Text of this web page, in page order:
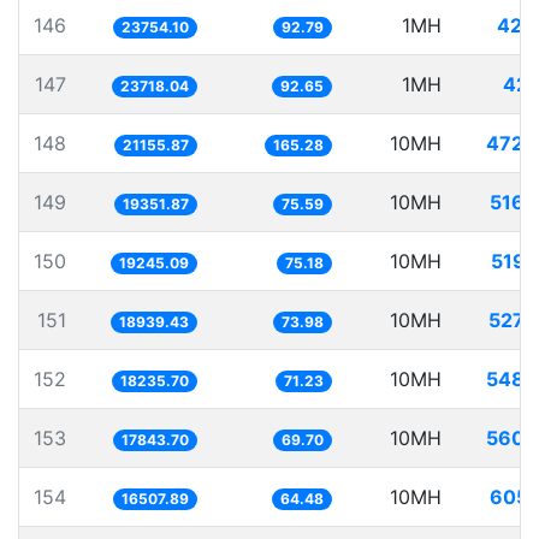
146 23754.10 92.79 1MH
147 23718.04 92.65 1MH
148 21155.87 165.28 10MH
149 19351.87 75.59 10MH
150 19245.09 75.18 10MH
151 18939.43 73.98 10MH
152 18235.70 71.23 10MH
153 17843.70 69.70 10MH
154 16507.89 64.48 10MH